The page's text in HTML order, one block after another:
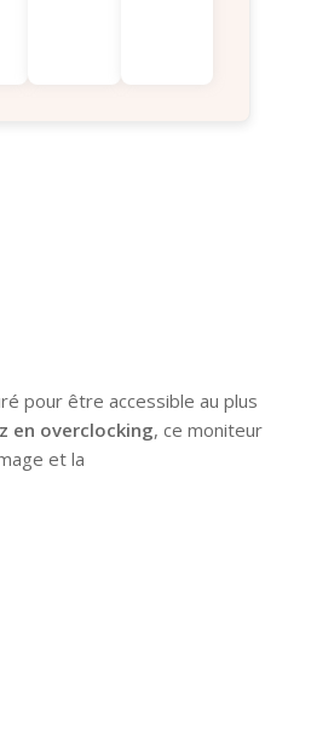
pour être accessible au plus
en overclocking, ce moniteur
et la